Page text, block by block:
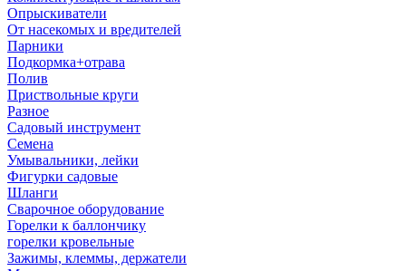
Опрыскиватели
От насекомых и вредителей
Парники
Подкормка+отрава
Полив
Приствольные круги
Разное
Садовый инструмент
Семена
Умывальники, лейки
Фигурки садовые
Шланги
Сварочное оборудование
Горелки к баллончику
горелки кровельные
Зажимы, клеммы, держатели